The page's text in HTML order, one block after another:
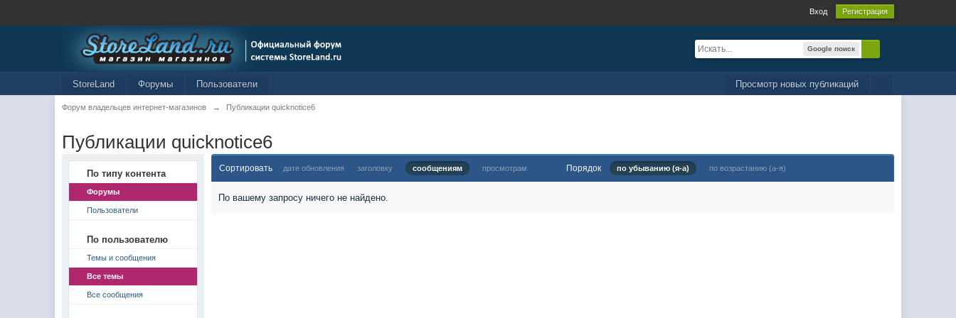
Вход Регистрация
Google поиск
Просмотр новых публикаций
StoreLand Форумы Пользователи
Форум владельцев интернет-магазинов → Публикации quicknotice6
Публикации quicknotice6
По типу контента
Форумы
Пользователи
По пользователю
Темы и сообщения
Все темы
Все сообщения
Сортировать дате обновления заголовку сообщениям просмотрам Порядок по убыванию (я-а) по возрастанию (а-я)
По вашему запросу ничего не найдено.